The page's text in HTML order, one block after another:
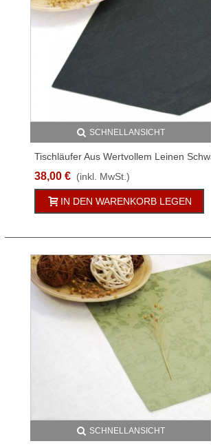
SCHNELLANSICHT
Tischläufer Aus Wertvollem Leinen
Größen ILLER
38,00 € (inkl. MwSt.)
IN DEN WARENKORB LEGEN
SCHNELLANSICHT